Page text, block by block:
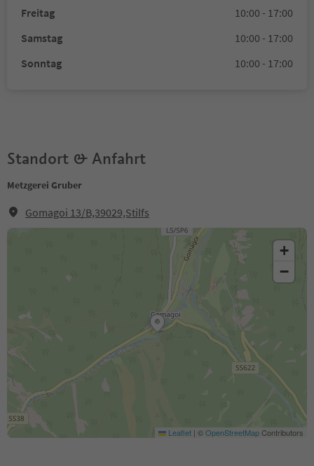
Freitag
10:00 - 17:00
Samstag
10:00 - 17:00
Sonntag
10:00 - 17:00
Standort & Anfahrt
Metzgerei Gruber
Gomagoi 13/B,39029,Stilfs
+
−
Leaflet | ©OpenStreetMapContributors